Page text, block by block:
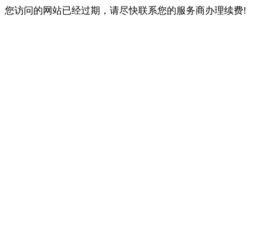
您访问的网站已经过期，请尽快联系您的服务商办理续费!